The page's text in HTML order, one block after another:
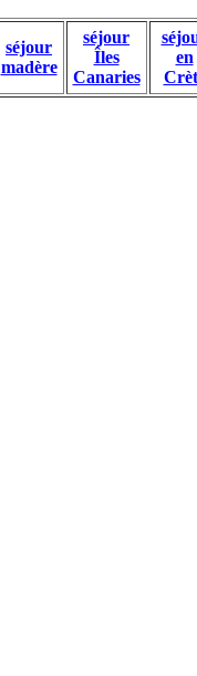
séjour
madère
séjour
Îles
Canaries
en